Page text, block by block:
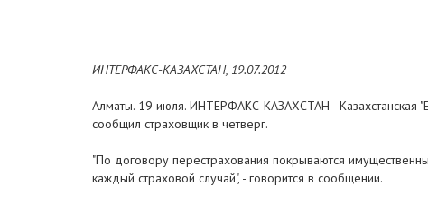
ИНТЕРФАКС-КАЗАХСТАН, 19.07.2012
Алматы. 19 июля. ИНТЕРФАКС-КАЗАХСТАН - Казахстанская
сообщил страховщик в четверг.
"По договору перестрахования покрываются
каждый страховой случай", - говорится в сообщении.